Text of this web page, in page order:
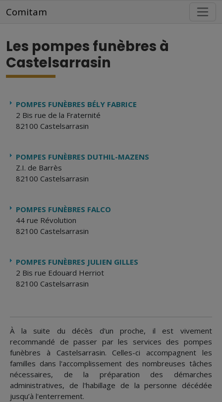
Comitam
Les pompes funèbres à
Castelsarrasin
À la suite du décès d'un proche, il est vivement
recommandé de passer par les services des pompes
funèbres à Castelsarrasin. Celles-ci accompagnent les
familles dans l'accomplissement des nombreuses tâches
nécessaires, de la préparation des démarches
administratives, de l'habillage de la personne décédée
jusqu’à l'enterrement.
POMPES FUNÈBRES BÉLY FABRICE
2 Bis rue de la Fraternité
82100 Castelsarrasin
POMPES FUNÈBRES DUTHIL-MAZENS
Z.I. de Barrès
82100 Castelsarrasin
POMPES FUNÈBRES FALCO
44 rue Révolution
82100 Castelsarrasin
POMPES FUNÈBRES JULIEN GILLES
2 Bis rue Edouard Herriot
82100 Castelsarrasin